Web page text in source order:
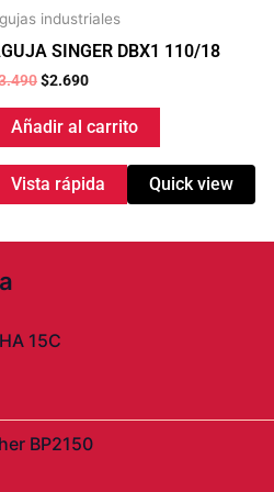
industriales
SINGER DBX1 110/18
$2.690
Añadir al carrito
Vista rápida Quick view
15C
BP2150